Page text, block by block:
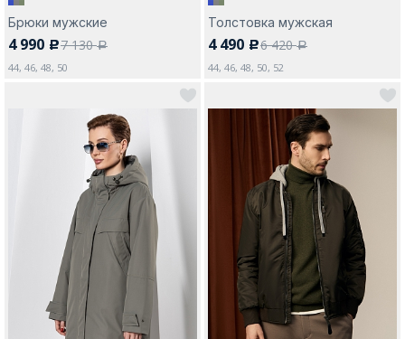
Брюки мужские
4 990 c7 130a
44, 46, 48, 50
Толстовка мужская
4 490 c6 420a
44, 46, 48, 50, 52